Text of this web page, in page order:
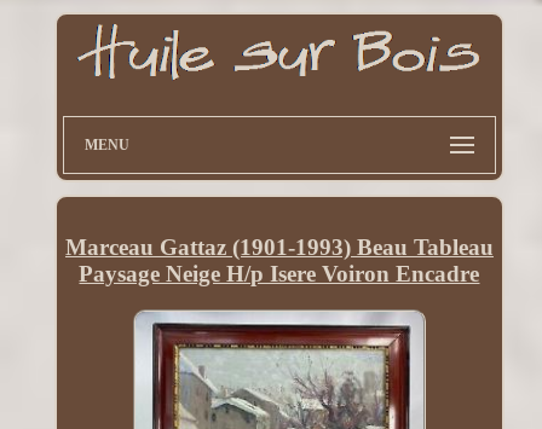
MENU
Marceau Gattaz (1901-1993) Beau Tableau
Paysage Neige H/p Isere Voiron Encadre